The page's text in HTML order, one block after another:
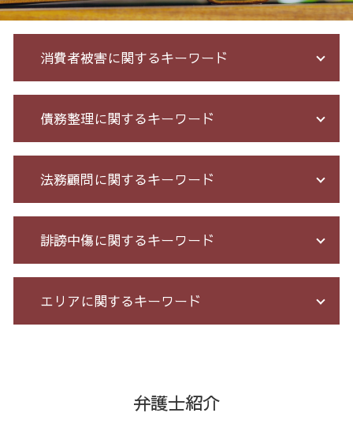
消費者被害に関するキーワード
株 詐欺
ネット 詐欺 被害 届
投資詐欺 回収
還付金詐欺 戻ってくる
サクラ 詐欺 返金
クレジット カード 詐欺
高齢者 詐欺 被害
クレジット カード 詐欺 被害
銀行 振込 詐欺
投資 詐欺 セミナー
債務整理に関するキーワード
借金 債務整理 メリット
自己破産 期間 免責
個人再生 デメリット メリット
特定調停 条件
個人再生 5年
借金 債務整理 ブラックリスト
借金 過払い請求 デメリット
法務顧問に関するキーワード
未払い 賃金
セクハラ 相談 解決
契約 書 リーガル チェック
残業代 未払い
残業 未払い 請求
誹謗中傷に関するキーワード
情報開示請求 費用
爆サイ 誹謗中傷
誹謗中傷 相談
エリアに関するキーワード
架空請求 東京都 弁護士
弁護士紹介